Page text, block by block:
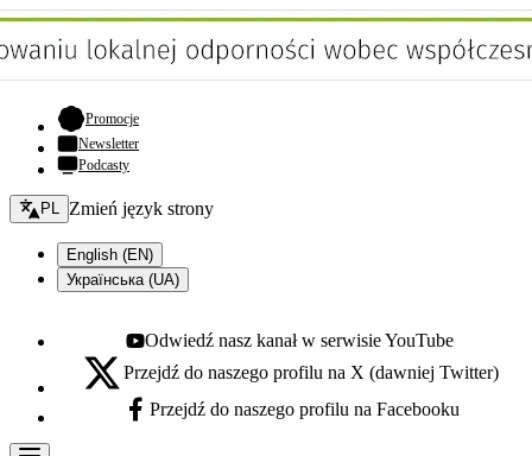
Promocje- otwiera się w nowej karcie
Newsletter
Podcasty
Zmień język - bieżący:
PL Zmień język strony
English (EN)
Українська (UA)
Youtube - otwiera się w nowej karcie
Odwiedź nasz kanał w serwisie YouTube
X - otwiera się w nowej karcie
Przejdź do naszego profilu na X (dawniej Twitter)
Facebook - otwiera się w nowej karcie
Przejdź do naszego profilu na Facebooku